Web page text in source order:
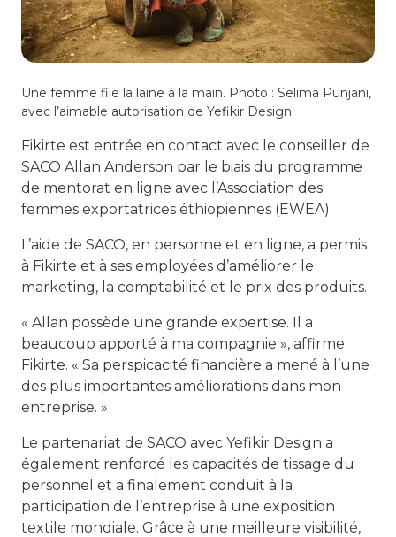
Une femme file la laine à la main. Photo : Selima Punjani,
avec l’aimable autorisation de Yefikir Design
Fikirte est entrée en contact avec le conseiller de
SACO Allan Anderson par le biais du programme
de mentorat en ligne avec l’Association des
femmes exportatrices éthiopiennes (EWEA).
L’aide de SACO, en personne et en ligne, a permis
à Fikirte et à ses employées d’améliorer le
marketing, la comptabilité et le prix des produits.
« Allan possède une grande expertise. Il a
beaucoup apporté à ma compagnie », affirme
Fikirte. « Sa perspicacité financière a mené à l’une
des plus importantes améliorations dans mon
entreprise. »
Le partenariat de SACO avec Yefikir Design a
également renforcé les capacités de tissage du
personnel et a finalement conduit à la
participation de l’entreprise à une exposition
textile mondiale. Grâce à une meilleure visibilité,